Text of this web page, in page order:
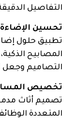
التفاصيل
تحسين الإضاءة
تطبيق حلول
المصابيح
التصاميم وجعل
تخصيص
تصميم أثاث
المتعددة